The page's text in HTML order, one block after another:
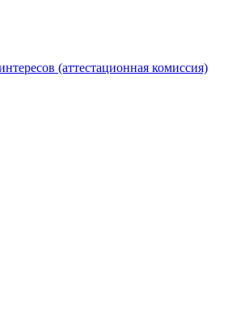
(аттестационная комиссия)